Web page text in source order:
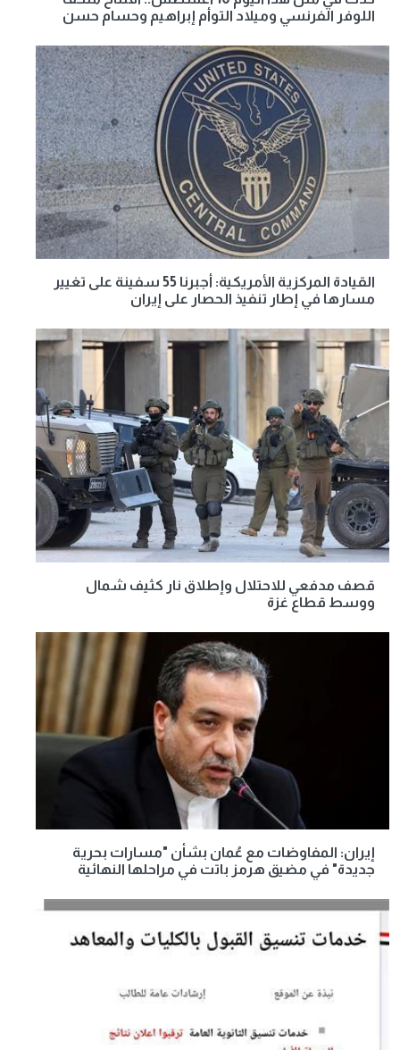
اللوفر الفرنسي وميلاد التوأم إبراهيم وحسام حسن
القيادة المركزية الأمريكية: أجبرنا 55 سفينة على تغيير
مسارها في إطار تنفيذ الحصار على إيران
قصف مدفعي للاحتلال وإطلاق نار كثيف شمال
ووسط قطاع غزة
إيران: المفاوضات مع عُمان بشأن "مسارات بحرية
جديدة" في مضيق هرمز باتت في مراحلها النهائية